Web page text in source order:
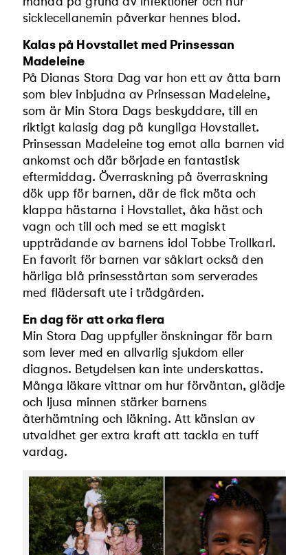
sicklecellanemin påverkar hennes blod.
Kalas på Hovstallet med Prinsessan
Madeleine
På Dianas Stora Dag var hon ett av åtta barn
som blev inbjudna av Prinsessan Madeleine,
som är Min Stora Dags beskyddare, till en
riktigt kalasig dag på kungliga Hovstallet.
Prinsessan Madeleine tog emot alla barnen vid
ankomst och där började en fantastisk
eftermiddag. Överraskning på överraskning
dök upp för barnen, där de fick möta och
klappa hästarna i Hovstallet, åka häst och
vagn och till och med se ett magiskt
uppträdande av barnens idol Tobbe Trollkarl.
En favorit för barnen var såklart också den
härliga blå prinsesstårtan som serverades
med flädersaft ute i trädgården.
En dag för att orka flera
Min Stora Dag uppfyller önskningar för barn
som lever med en allvarlig sjukdom eller
diagnos. Betydelsen kan inte underskattas.
Många läkare vittnar om hur förväntan, glädje
och ljusa minnen stärker barnens
återhämtning och läkning. Att känslan av
utvaldhet ger extra kraft att tackla en tuff
vardag.